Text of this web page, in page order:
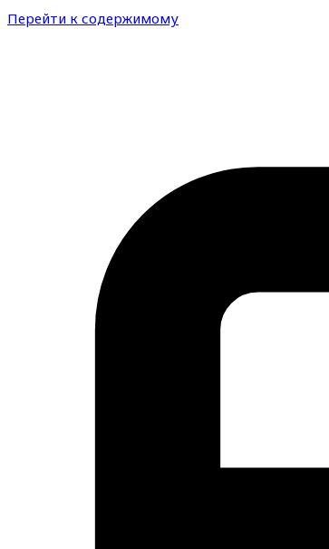
Перейти к содержимому